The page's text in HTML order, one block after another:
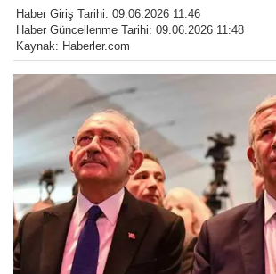
Haber Giriş Tarihi: 09.06.2026 11:46
Haber Güncellenme Tarihi: 09.06.2026 11:48
Kaynak: Haberler.com